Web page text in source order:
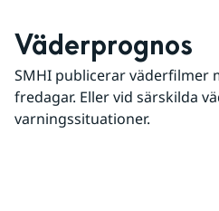
Väderprognos
SMHI publicerar väderfilmer
fredagar. Eller vid särskilda
varningssituationer.